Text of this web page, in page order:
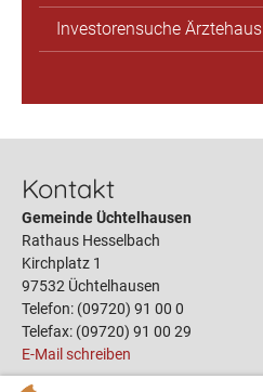
Investorensuche Ärztehaus
Kontakt
Gemeinde Üchtelhausen
Rathaus Hesselbach
Kirchplatz 1
97532 Üchtelhausen
Telefon: (09720) 91 00 0
Telefax: (09720) 91 00 29
E-Mail schreiben